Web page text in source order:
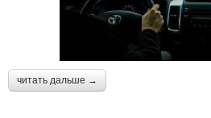
читать дальше →